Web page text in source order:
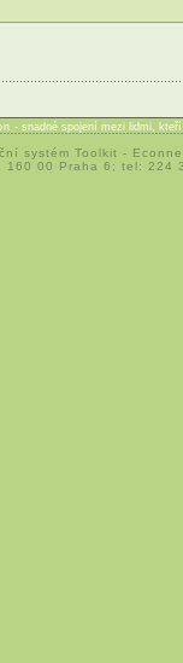
- snadné spojení mezi lidmi,
systém Toolkit -
160 00 Praha 6; tel: 224